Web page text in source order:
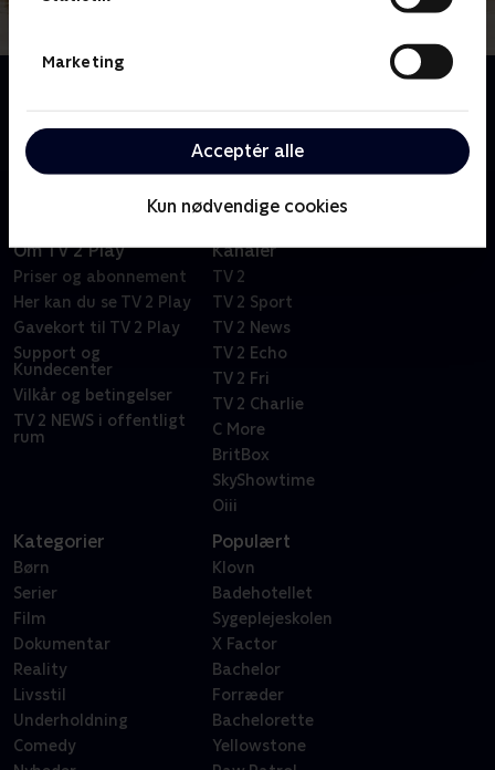
Marketing
Acceptér alle
Kun nødvendige cookies
involveret i opklaringen af forbrydelser i Italien.
Om TV 2 Play
Priser og abonnement
Her kan du se TV 2 Play
Gavekort til TV 2 Play
Support og
Kundecenter
Vilkår og betingelser
TV 2 NEWS i offentligt
rum
Kanaler
TV 2
TV 2 Sport
TV 2 News
TV 2 Echo
TV 2 Fri
TV 2 Charlie
C More
BritBox
SkyShowtime
Oiii
Kategorier
Børn
Serier
Film
Dokumentar
Reality
Livsstil
Underholdning
Comedy
Populært
Klovn
Badehotellet
Sygeplejeskolen
X Factor
Bachelor
Forræder
Bachelorette
Yellowstone